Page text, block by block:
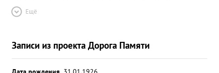
Ещё
Записи из проекта Дорога Памяти